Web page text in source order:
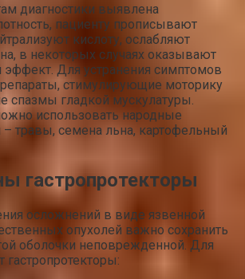
диагностики выявлена
пациенту прописывают
кислоту, ослабляют
в некоторых случаях оказывают
Для устранения симптомов
стимулирующие моторику
гладкой мускулатуры.
использовать народные
– травы, семена льна, картофельный
гастропротекторы
осложнений в виде язвенной
опухолей важно сохранить
оболочки неповрежденной. Для
гастропротекторы: